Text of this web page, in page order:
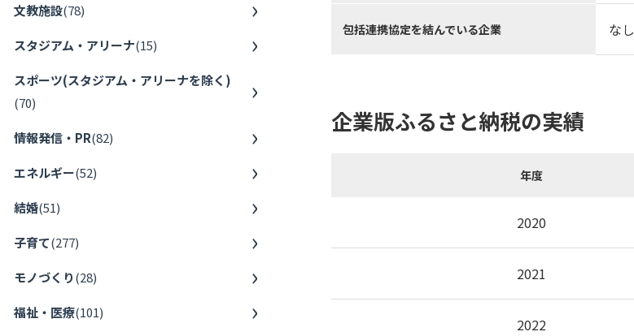
文教施設(78)
スタジアム・アリーナ(15)
スポーツ(スタジアム・アリーナを除く)
(70)
情報発信・PR(82)
エネルギー(52)
結婚(51)
子育て(277)
モノづくり(28)
福祉・医療(101)
包括連携協定を結んでいる企業 なし
企業版ふるさと納税の実績
年度
2020
2021
2022